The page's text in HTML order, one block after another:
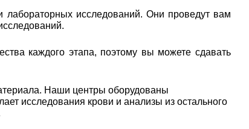
исследований. Они проведут вам
каждого этапа, поэтому вы можете сдавать
Наши центры оборудованы
исследования крови и анализы из остального